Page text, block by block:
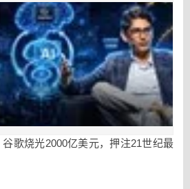
歌烧光2000亿美元，押注21世纪最